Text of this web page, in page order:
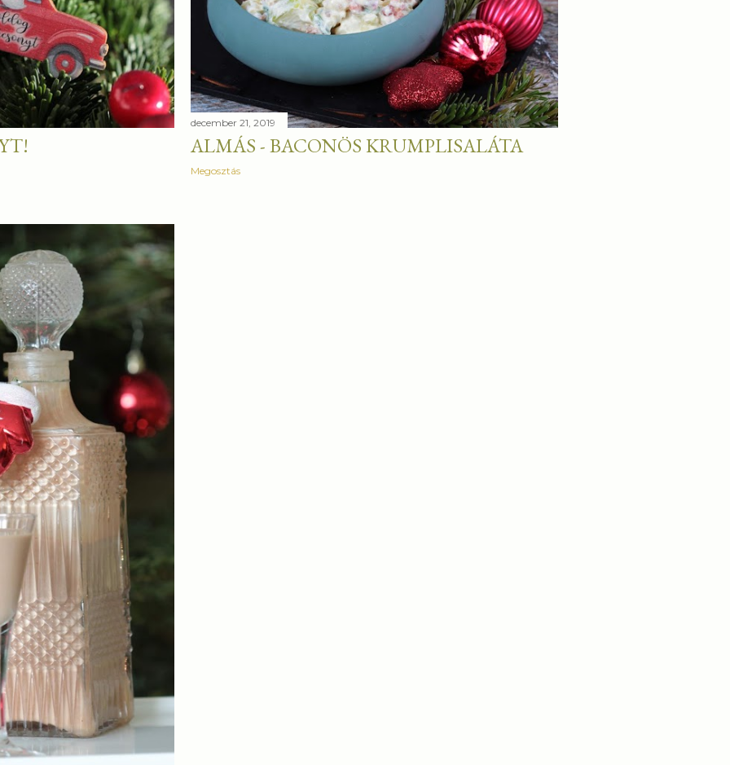
december 21, 2019
ALMÁS - BACONÖS KRUMPLISALÁTA
Megosztás